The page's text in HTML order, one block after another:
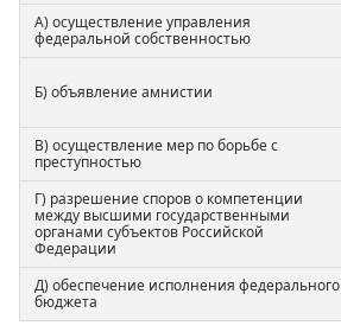
А) осуществление управления
федеральной собственностью
Б) объявление амнистии
В) осуществление мер по борьбе с
преступностью
Г) разрешение споров о компетенции
между высшими государственными
органами субъектов Российской
Федерации
Д) обеспечение исполнения федерального
бюджета